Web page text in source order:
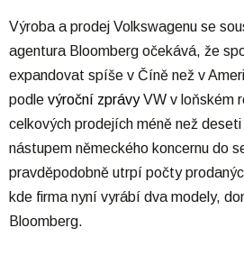
Výroba a prodej Volkswagenu se
agentura Bloomberg očekává, že
expandovat spíše v Číně než v
podle výroční zprávyVW v loňském
celkových prodejích méně než
nástupem německého koncernu do
pravděpodobně utrpí počty
kde firma nyní vyrábí dva modely,
Bloomberg.